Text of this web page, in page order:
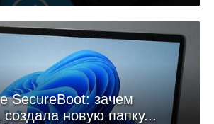
SecureBoot: зачем
создала новую папку...